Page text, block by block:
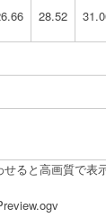
28.52
ると高画質で表